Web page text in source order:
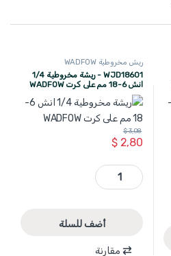
ريش مخروطية WADFOW
WJD18601 - ريشة مخروطية 1/4
انش 6-18 مم على كرت WADFOW
$2,80
$3,08
WJD18601 - ريشة مخروطية 1/4 انش 6-18 مم على كرت WADFOW quantity
أضف للسلة
مقارنة